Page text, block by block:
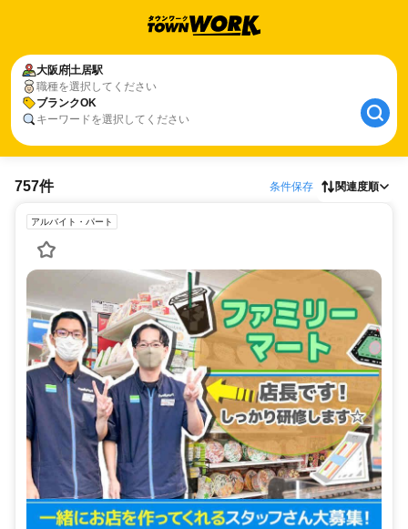
大阪府土居駅
職種を選択してください
ブランクOK
キーワードを選択してください
757件 条件保存 関連度順
アルバイト・パート